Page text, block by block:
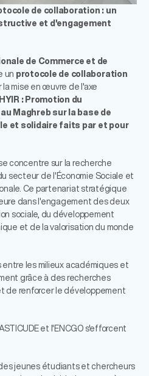
de collaboration : un
et d'engagement
de Commerce et de
un protocole de collaboration
mise en œuvre de l'axe
: Promotion du
Maghreb sur la base de
et solidaire faits par et pour
concentre sur la recherche
secteur de l'Économie Sociale et
Ce partenariat stratégique
dans l'engagement des deux
sociale, du développement
et de la valorisation du monde
entre les milieux académiques et
grâce à des recherches
de renforcer le développement
et l'ENCGO s'efforcent
jeunes étudiants et chercheurs